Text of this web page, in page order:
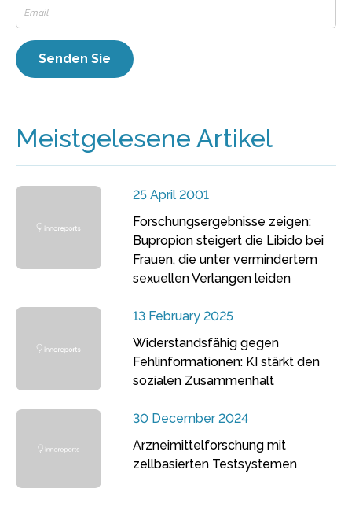
Meistgelesene Artikel
25 April 2001
Forschungsergebnisse zeigen:
Bupropion steigert die Libido bei
Frauen, die unter vermindertem
sexuellen Verlangen leiden
13 February 2025
Widerstandsfähig gegen
Fehlinformationen: KI stärkt den
sozialen Zusammenhalt
30 December 2024
Arzneimittelforschung mit
zellbasierten Testsystemen